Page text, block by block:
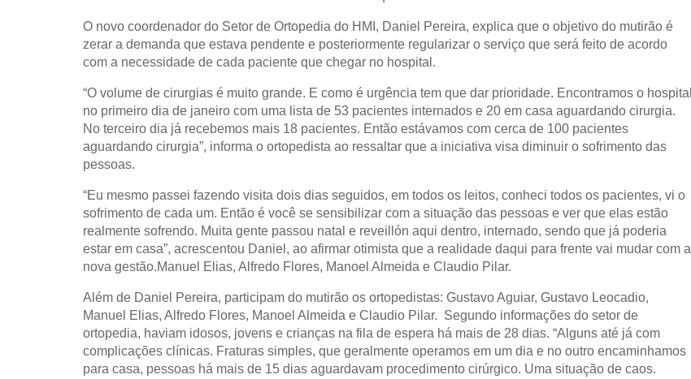
O novo coordenador do Setor de Ortopedia do HMI, Daniel Pereira, explica que o objetivo do mutirão é
zerar a demanda que estava pendente e posteriormente regularizar o serviço que será feito de acordo
com a necessidade de cada paciente que chegar no hospital.
“O volume de cirurgias é muito grande. E como é urgência tem que dar prioridade. Encontramos o hospital
no primeiro dia de janeiro com uma lista de 53 pacientes internados e 20 em casa aguardando cirurgia.
No terceiro dia já recebemos mais 18 pacientes. Então estávamos com cerca de 100 pacientes
aguardando cirurgia”, informa o ortopedista ao ressaltar que a iniciativa visa diminuir o sofrimento das
pessoas.
“Eu mesmo passei fazendo visita dois dias seguidos, em todos os leitos, conheci todos os pacientes, vi o
sofrimento de cada um. Então é você se sensibilizar com a situação das pessoas e ver que elas estão
realmente sofrendo. Muita gente passou natal e reveillón aqui dentro, internado, sendo que já poderia
estar em casa”, acrescentou Daniel, ao afirmar otimista que a realidade daqui para frente vai mudar com a
nova gestão.Manuel Elias, Alfredo Flores, Manoel Almeida e Claudio Pilar.
Além de Daniel Pereira, participam do mutirão os ortopedistas: Gustavo Aguiar, Gustavo Leocadio,
Manuel Elias, Alfredo Flores, Manoel Almeida e Claudio Pilar. Segundo informações do setor de
ortopedia, haviam idosos, jovens e crianças na fila de espera há mais de 28 dias. “Alguns até já com
complicações clínicas. Fraturas simples, que geralmente operamos em um dia e no outro encaminhamos
para casa, pessoas há mais de 15 dias aguardavam procedimento cirúrgico. Uma situação de caos.